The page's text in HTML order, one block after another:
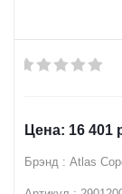
16 401
Брэнд : Atlas